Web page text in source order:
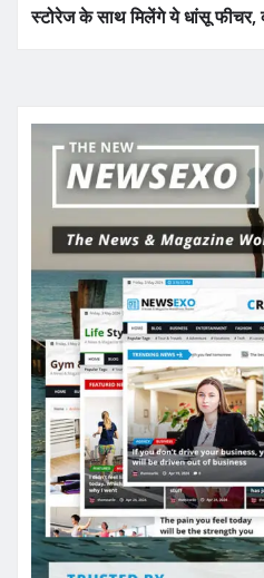
स्टोरेज के साथ मिलेंगे ये धांसू फीचर,